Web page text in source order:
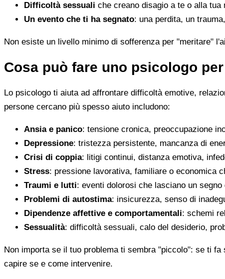
Difficoltà sessuali che creano disagio a te o alla tua
Un evento che ti ha segnato: una perdita, un
Non esiste un livello minimo di sofferenza per "meritare"
Cosa può fare uno psicologo
Lo psicologo ti aiuta ad affrontare difficoltà emotive,
persone cercano più spesso aiuto includono:
Ansia e panico: tensione cronica, preoccupazione
Depressione: tristezza persistente, mancanza di
Crisi di coppia: litigi continui, distanza emotiva,
Stress: pressione lavorativa, familiare o economica
Traumi e lutti: eventi dolorosi che lasciano un
Problemi di autostima: insicurezza, senso di
Dipendenze affettive e comportamentali: schemi
Sessualità: difficoltà sessuali, calo del desiderio,
Non importa se il tuo problema ti sembra "piccolo": se ti
capire se e come intervenire.